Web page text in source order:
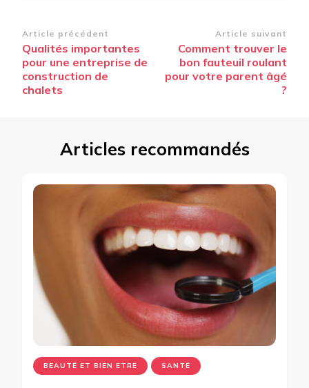
Navigation
d’article
Article précédent
Qualités importantes
pour une entreprise de
construction de
chalets
Article suivant
Comment trouver le
bon fauteuil roulant
pour votre parent âgé
?
Articles recommandés
BEAUTÉ ET BIEN ETRE SANTÉ